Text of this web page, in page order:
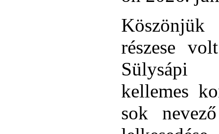
Köszönjük
részese
Sülysápi
kellemes
sok